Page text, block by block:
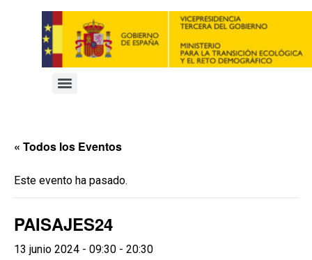
« Todos los Eventos
Este evento ha pasado.
PAISAJES24
13 junio 2024 - 09:30 - 20:30